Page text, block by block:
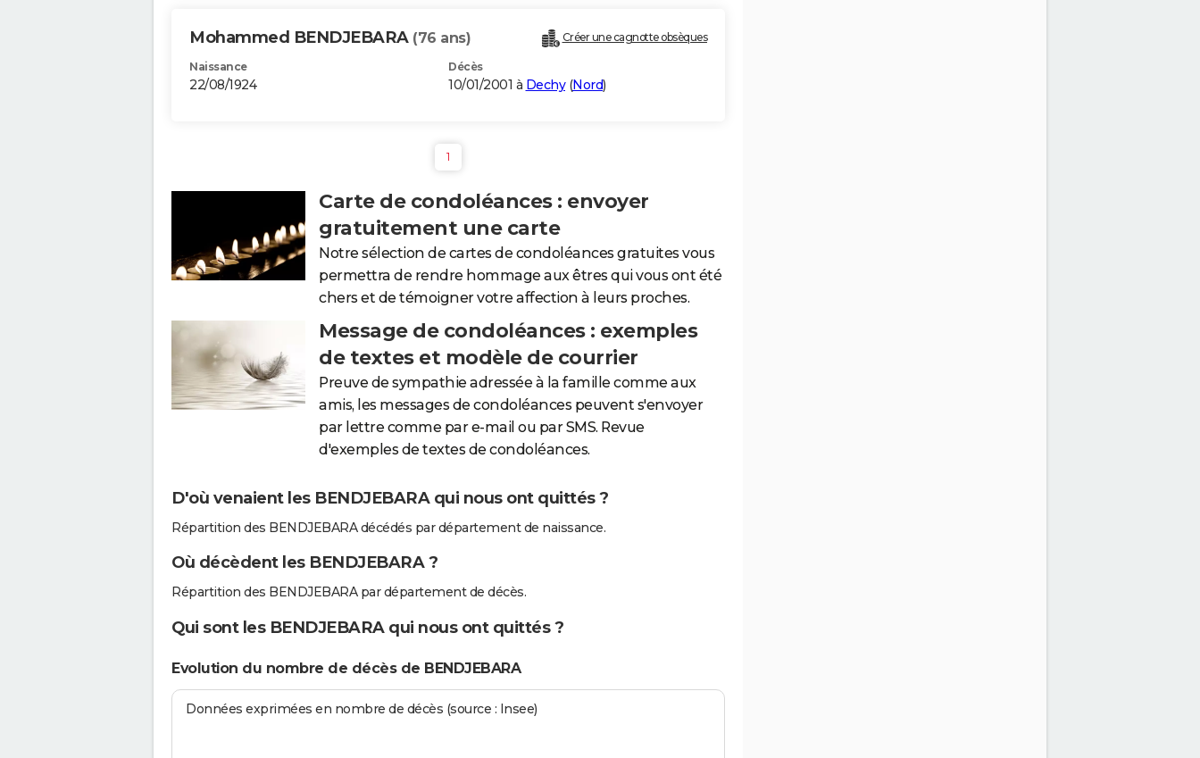
Mohammed BENDJEBARA (76 ans) Créer une cagnotte obsèques
Naissance
22/08/1924
Décès
10/01/2001 à Dechy(Nord)
1
Carte de condoléances : envoyer
gratuitement une carte
Notre sélection de cartes de condoléances gratuites vous
permettra de rendre hommage aux êtres qui vous ont été
chers et de témoigner votre affection à leurs proches.
Message de condoléances : exemples
de textes et modèle de courrier
Preuve de sympathie adressée à la famille comme aux
amis, les messages de condoléances peuvent s'envoyer
par lettre comme par e-mail ou par SMS. Revue
d'exemples de textes de condoléances.
D'où venaient les BENDJEBARA qui nous ont quittés ?
Répartition des BENDJEBARA décédés par département de naissance.
Où décèdent les BENDJEBARA ?
Répartition des BENDJEBARA par département de décès.
Qui sont les BENDJEBARA qui nous ont quittés ?
Evolution du nombre de décès de BENDJEBARA
Données exprimées en nombre de décès (source : Insee)